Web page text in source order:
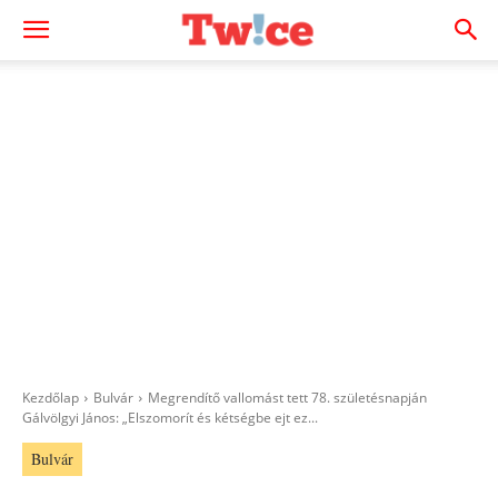
Kezdőlap Bulvár
Megrendítő vallomást tett 78. születésnapján
Gálvölgyi János: „Elszomorít és kétségbe ejt ez...
Bulvár